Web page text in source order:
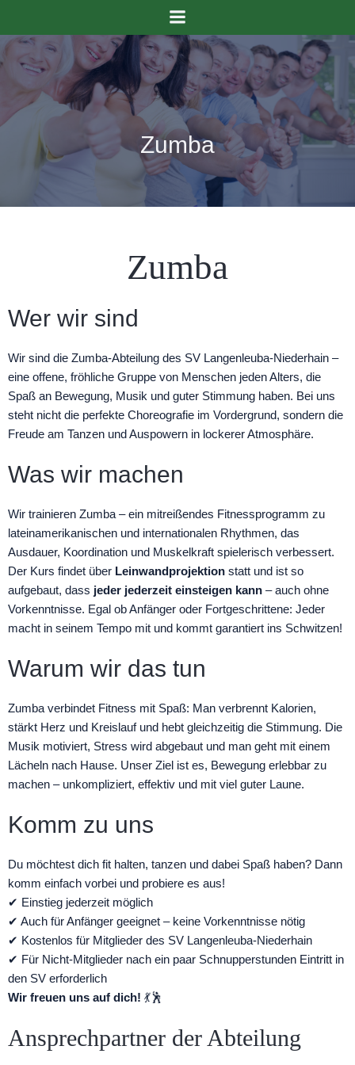
Zumba
Zumba
Wer wir sind
Wir sind die Zumba-Abteilung des SV Langenleuba-Niederhain –
eine offene, fröhliche Gruppe von Menschen jeden Alters, die
Spaß an Bewegung, Musik und guter Stimmung haben. Bei uns
steht nicht die perfekte Choreografie im Vordergrund, sondern die
Freude am Tanzen und Auspowern in lockerer Atmosphäre.
Was wir machen
Wir trainieren Zumba – ein mitreißendes Fitnessprogramm zu
lateinamerikanischen und internationalen Rhythmen, das
Ausdauer, Koordination und Muskelkraft spielerisch verbessert.
Der Kurs findet über Leinwandprojektion statt und ist so
aufgebaut, dass jeder jederzeit einsteigen kann – auch ohne
Vorkenntnisse. Egal ob Anfänger oder Fortgeschrittene: Jeder
macht in seinem Tempo mit und kommt garantiert ins Schwitzen!
Warum wir das tun
Zumba verbindet Fitness mit Spaß: Man verbrennt Kalorien,
stärkt Herz und Kreislauf und hebt gleichzeitig die Stimmung. Die
Musik motiviert, Stress wird abgebaut und man geht mit einem
Lächeln nach Hause. Unser Ziel ist es, Bewegung erlebbar zu
machen – unkompliziert, effektiv und mit viel guter Laune.
Komm zu uns
Du möchtest dich fit halten, tanzen und dabei Spaß haben? Dann
komm einfach vorbei und probiere es aus!
✔ Einstieg jederzeit möglich
✔ Auch für Anfänger geeignet – keine Vorkenntnisse nötig
✔ Kostenlos für Mitglieder des SV Langenleuba-Niederhain
✔ Für Nicht-Mitglieder nach ein paar Schnupperstunden Eintritt in
den SV erforderlich
Wir freuen uns auf dich! 💃🕺
Ansprechpartner der Abteilung